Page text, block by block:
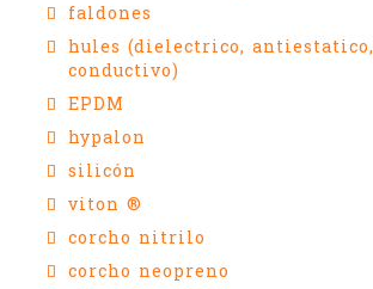
faldones
hules (dielectrico, antiestatico,
conductivo)
EPDM
hypalon
silicón
viton ®
corcho nitrilo
corcho neopreno